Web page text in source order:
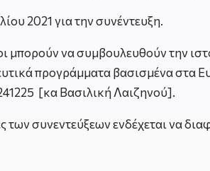
2021 για την συνέντευξη.
μπορούν να συμβουλευθούν την
προγράμματα βασισμένα στα
[κα Βασιλική Λαιζηνού].
των συνεντεύξεων ενδέχεται να